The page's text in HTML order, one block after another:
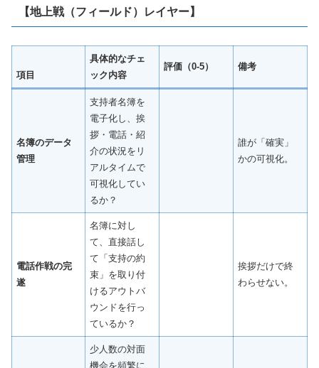
【地上戦（フィールド）レイヤー】
項目
具体的なチェ
ック内容
評価（0-5） 備考
名簿のデータ
管理
支持者名簿を
電子化し、挨
拶・電話・紹
介の状況をリ
アルタイムで
可視化してい
るか？
誰が「確実」
かの可視化。
電話作戦の完
遂
名簿に対し
て、直接話し
て「支持の約
束」を取り付
けるアウトバ
ウンドを行っ
ているか？
挨拶だけで終
わらせない。
少人数の対面
機会を頻繁に